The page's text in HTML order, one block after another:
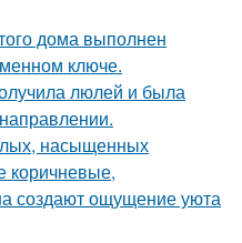
дома выполнен
ключе.
люлей и была
насыщенных
коричневые,
создают ощущение уюта